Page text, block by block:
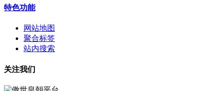
特色功能
网站地图
聚合标签
站内搜索
关注我们